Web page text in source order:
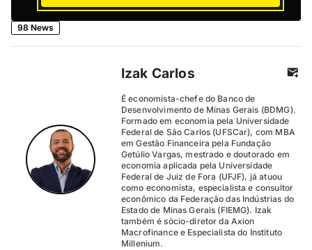
98 News
Izak Carlos
É economista-chefe do Banco de
Desenvolvimento de Minas Gerais (BDMG).
Formado em economia pela Universidade
Federal de São Carlos (UFSCar), com MBA
em Gestão Financeira pela Fundação
Getúlio Vargas, mestrado e doutorado em
economia aplicada pela Universidade
Federal de Juiz de Fora (UFJF), já atuou
como economista, especialista e consultor
econômico da Federação das Indústrias do
Estado de Minas Gerais (FIEMG). Izak
também é sócio-diretor da Axion
Macrofinance e Especialista do Instituto
Millenium.